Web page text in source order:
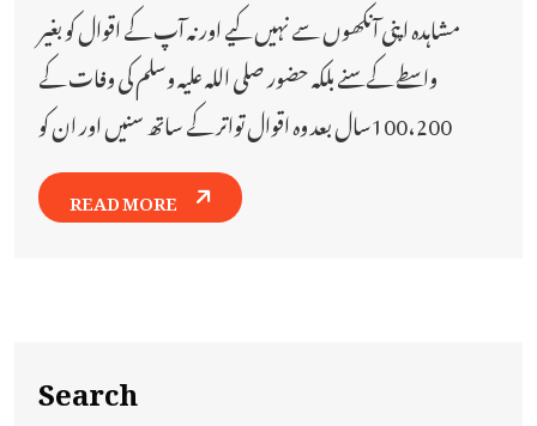
مشاہدہ اپنی آنکھوں سے نہیں کیے اور نہ آپ کے اقوال کو بغیر
واسطے کے سنے بلکہ حضور صلی اللہ علیہ وسلم کی وفات کے
100،200سال بعد وہ اقوال تواتر کے ساتھ سنیں اور ان کو
READ MORE
Search